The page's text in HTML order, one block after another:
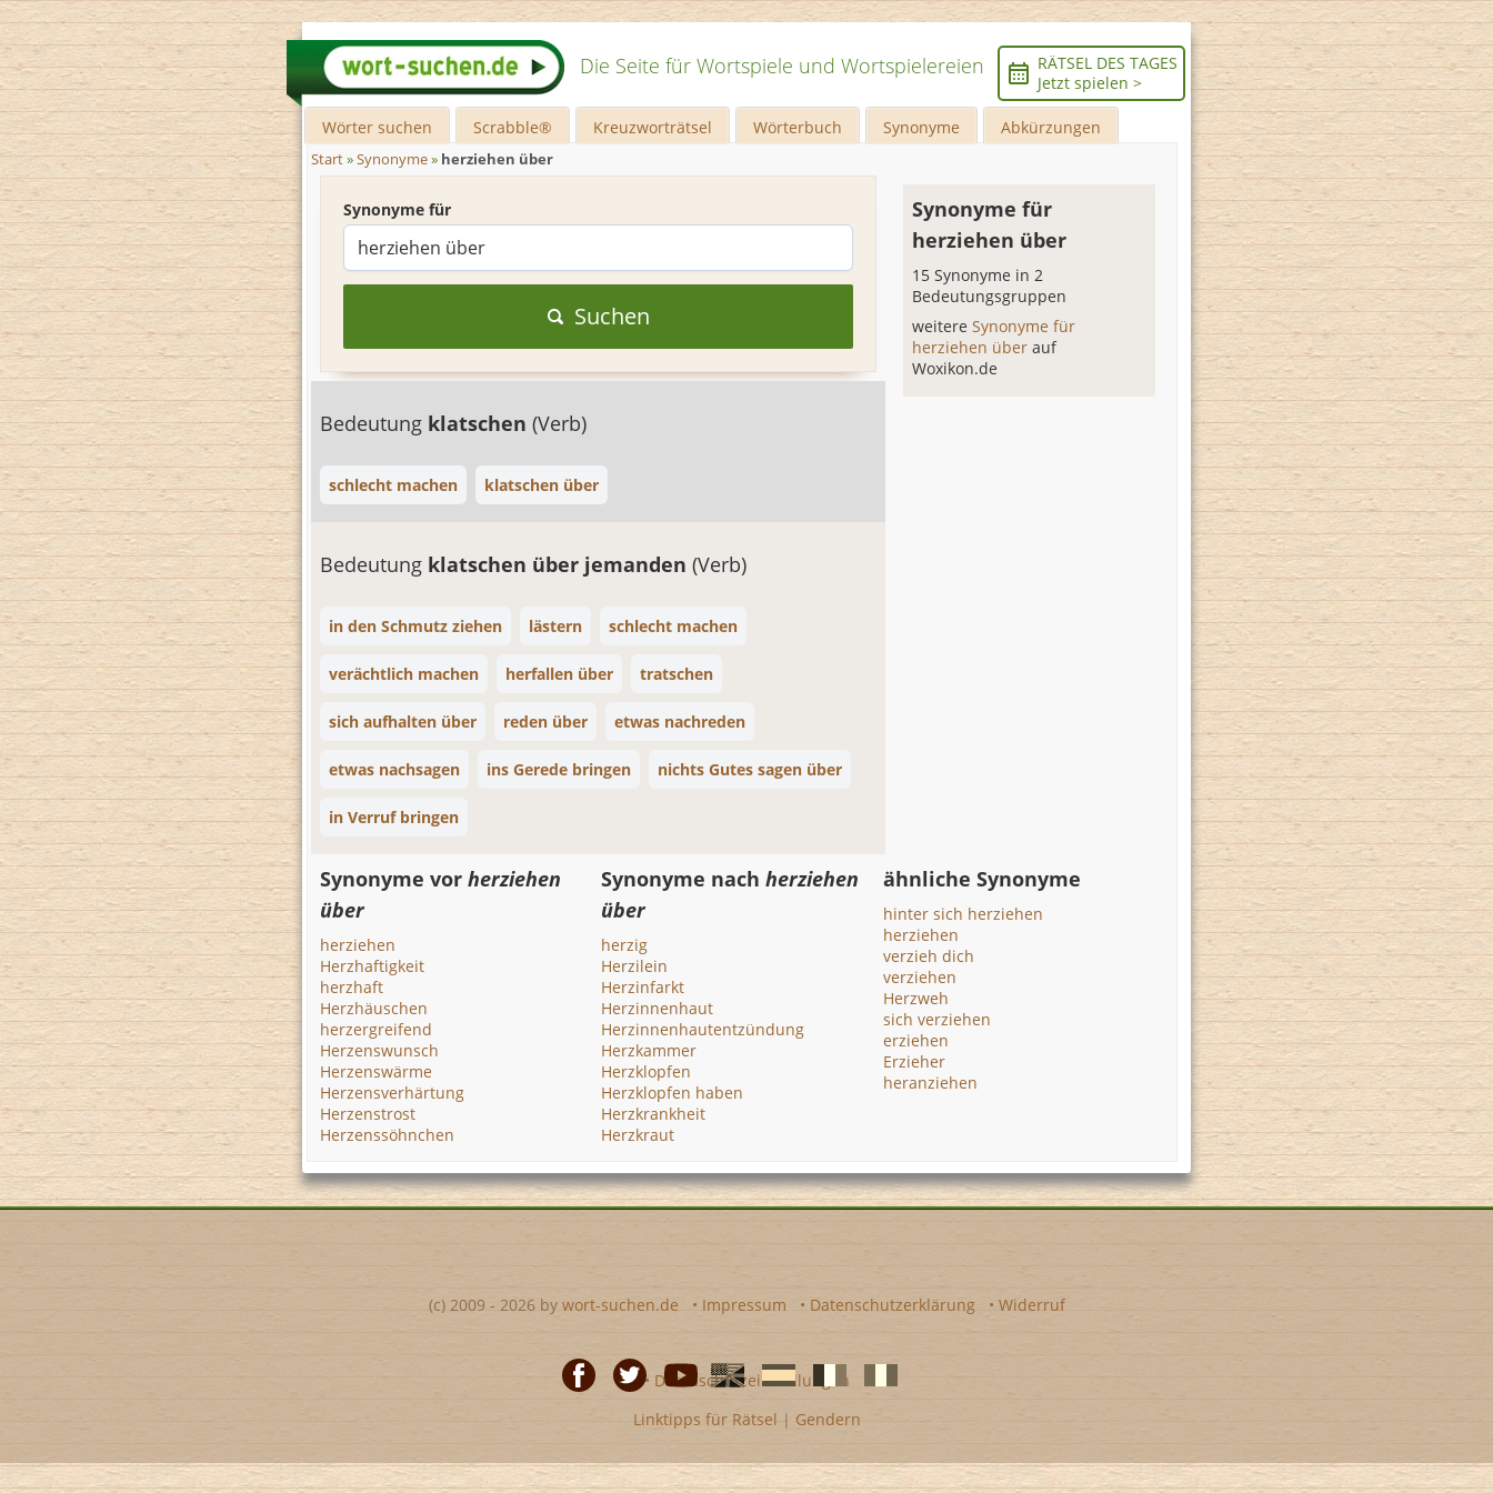
Die Seite für Wortspiele und Wortspielereien
RÄTSEL DES TAGES
Jetzt spielen >
Wörter suchen Scrabble® Kreuzworträtsel Wörterbuch Synonyme Abkürzungen
Start»Synonyme» herziehen über
Synonyme für
Suchen
Bedeutung klatschen (Verb)
schlecht machen klatschen über
Bedeutung klatschen über jemanden (Verb)
in den Schmutz ziehen lästern schlecht machen
verächtlich machen herfallen über tratschen
sich aufhalten über reden über etwas nachreden
etwas nachsagen ins Gerede bringen nichts Gutes sagen über
in Verruf bringen
Synonyme für
herziehen über
15 Synonyme in 2
Bedeutungsgruppen
weitereSynonyme für
herziehen überauf
Woxikon.de
Synonyme vor herziehen
über
herziehen
Herzhaftigkeit
herzhaft
Herzhäuschen
herzergreifend
Herzenswunsch
Herzenswärme
Herzensverhärtung
Herzenstrost
Herzenssöhnchen
Synonyme nachherziehen
über
herzig
Herzilein
Herzinfarkt
Herzinnenhaut
Herzinnenhautentzündung
Herzkammer
Herzklopfen
Herzklopfen haben
Herzkrankheit
Herzkraut
ähnliche Synonyme
hinter sich herziehen
herziehen
verzieh dich
verziehen
Herzweh
sich verziehen
erziehen
Erzieher
heranziehen
(c) 2009 - 2026 by wort-suchen.de • Impressum • Datenschutzerklärung • Widerruf
• Datenschutzeinstellungen
TwitterYoutubeEnglische
wort-
Spanische
wort-
französiche
Kreuzworträtsel-
italienische
Kreuzworträtsel-
Linktipps für Rätsel | Gendern